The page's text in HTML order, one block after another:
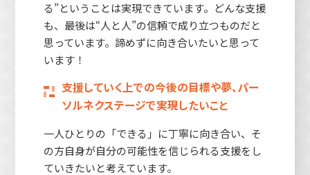
る”ということは実現できています。どんな支援
も、最後は“人と人”の信頼で成り立つものだと
思っています。諦めずに向き合いたいと思って
います！
支援していく上での今後の目標や夢、パー
ソルネクステージで実現したいこと
一人ひとりの「できる」に丁寧に向き合い、そ
の方自身が自分の可能性を信じられる支援をし
ていきたいと考えています。